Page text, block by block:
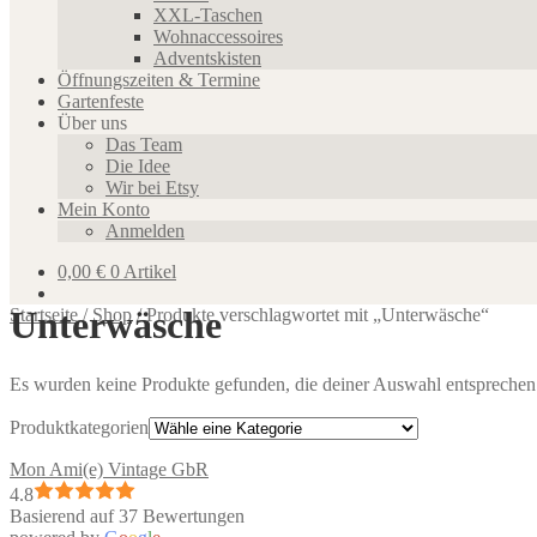
XXL-Taschen
Wohnaccessoires
Adventskisten
Öffnungszeiten & Termine
Gartenfeste
Über uns
Das Team
Die Idee
Wir bei Etsy
Mein Konto
Anmelden
0,00 € 0 Artikel
Startseite / Shop /Produkte verschlagwortet mit „Unterwäsche“
Unterwäsche
Es wurden keine Produkte gefunden, die deiner Auswahl
Produktkategorien
Mon Ami(e) Vintage GbR
4.8
Basierend auf 37 Bewertungen